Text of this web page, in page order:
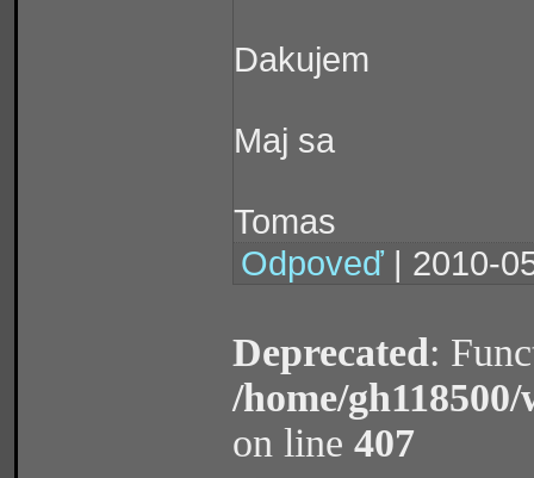
Dakujem
Maj sa
Tomas
Odpoveď | 2010-
Deprecated:
/home/
on line 407